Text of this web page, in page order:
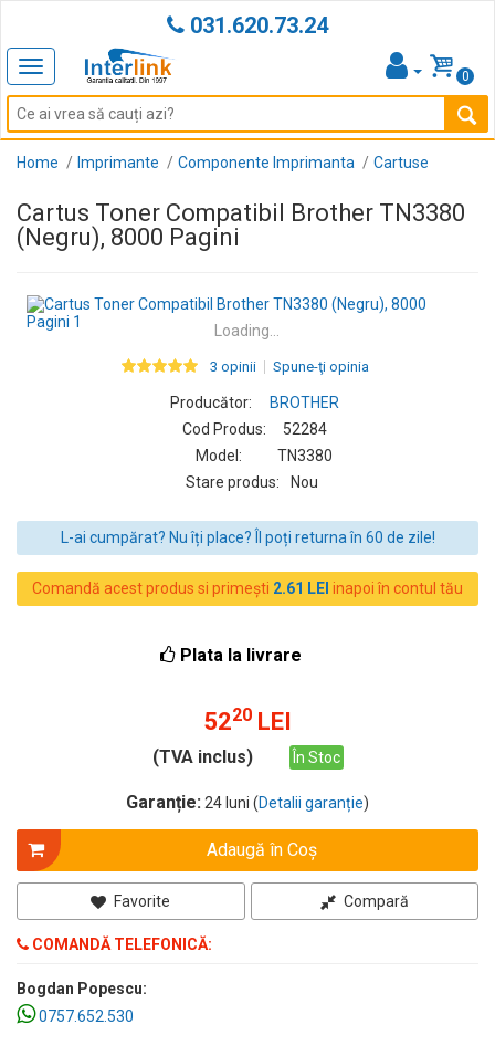
031.620.73.24
Toggle
navigation
0
Home Imprimante Componente Imprimanta Cartuse
Cartus Toner Compatibil Brother TN3380
(Negru), 8000 Pagini
Loading...
3 opinii Spune-ţi opinia
Producător:
BROTHER
Cod Produs:
52284
Model:
TN3380
Stare produs:
Nou
L-ai cumpărat? Nu îți place? Îl poți returna în 60 de zile!
Comandă acest produs si primești 2.61 LEI inapoi în contul tău
Plata la livrare
5220 LEI
(TVA inclus) În Stoc
Garanție: 24 luni (Detalii garanție)
Adaugă în Coş
Favorite Compară
COMANDĂ TELEFONICĂ:
Bogdan Popescu:
0757.652.530